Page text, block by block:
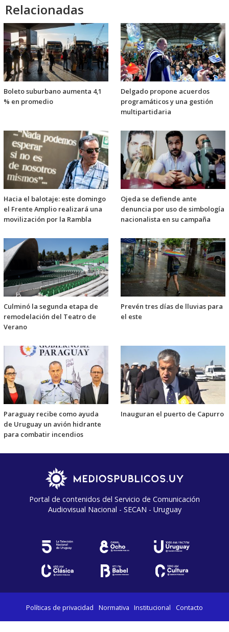
Relacionadas
Boleto suburbano aumenta 4,1
% en promedio
Delgado propone acuerdos
programáticos y una gestión
multipartidaria
Hacia el balotaje: este domingo
el Frente Amplio realizará una
movilización por la Rambla
Ojeda se defiende ante
denuncia por uso de simbología
nacionalista en su campaña
Culminó la segunda etapa de
remodelación del Teatro de
Verano
Prevén tres días de lluvias para
el este
Paraguay recibe como ayuda
de Uruguay un avión hidrante
para combatir incendios
Inauguran el puerto de Capurro
Portal de contenidos del Servicio de Comunicación
Audiovisual Nacional - SECAN - Uruguay
Políticas de privacidad Normativa Institucional Contacto